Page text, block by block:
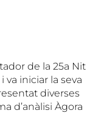
de la 25a Nit
va iniciar la seva
diverses
d’anàlisi Àgora